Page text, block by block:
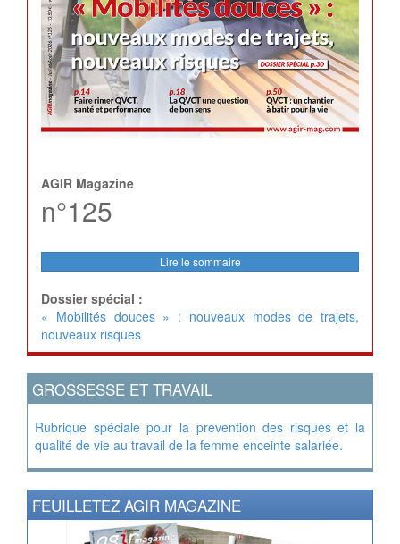
AGIR Magazine
n°125
Lire le sommaire
Dossier spécial :
« Mobilités douces » : nouveaux modes de trajets,
nouveaux risques
GROSSESSE ET TRAVAIL
Rubrique spéciale pour la prévention des risques et la
qualité de vie au travail de la femme enceinte salariée.
FEUILLETEZ AGIR MAGAZINE